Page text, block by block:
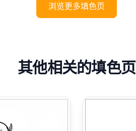
浏览更多填色页
其他相关的填色页